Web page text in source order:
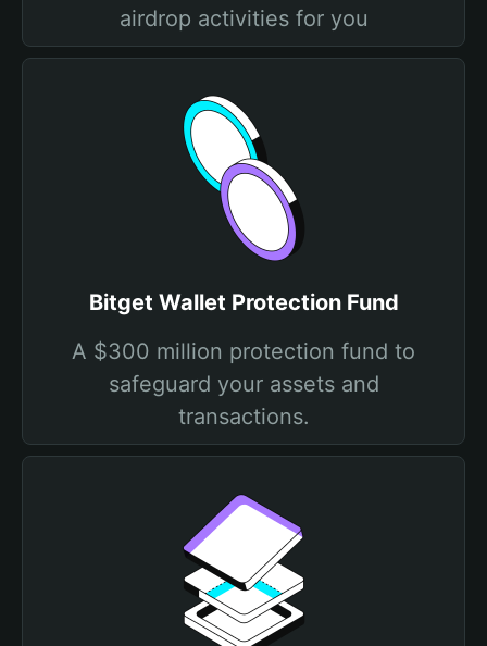
airdrop activities for you
Bitget Wallet Protection Fund
A $300 million protection fund to
safeguard your assets and
transactions.